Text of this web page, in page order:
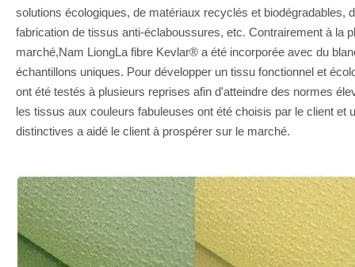
solutions écologiques, de matériaux recyclés et biodégradables,
fabrication de tissus anti-éclaboussures, etc. Contrairement à la
marché,Nam LiongLa fibre Kevlar® a été incorporée avec du
échantillons uniques. Pour développer un tissu fonctionnel et
ont été testés à plusieurs reprises afin d'atteindre des normes
les tissus aux couleurs fabuleuses ont été choisis par le client et
distinctives a aidé le client à prospérer sur le marché.